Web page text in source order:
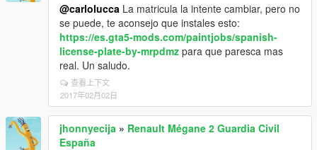
@carlolucca La matricula la intente cambiar, pero no
se puede, te aconsejo que instales esto:
https://es.gta5-mods.com/paintjobs/spanish-
license-plate-by-mrpdmz para que paresca mas
real. Un saludo.
查看上下文
2017年02月02日
jhonnyecija » Renault Mégane 2 Guardia Civil
España